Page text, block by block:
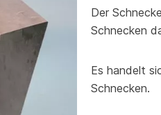
Der
Schnecken
Es handelt
Schnecken.